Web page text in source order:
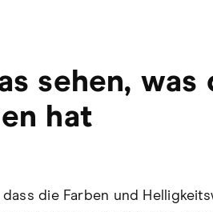
sehen, was
hat
die Farben und